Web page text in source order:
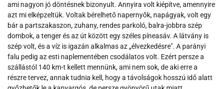
ami nagyon jó döntésnek bizonyult. Annyira volt kiépítve, amennyire
azt mi elképzeltük. Voltak bérelhető napernyők, napágyak, volt egy
bár a partszakaszon, zuhany, rendes parkoló, balra-jobbra szép
dombok, a tenger és az út között egy széles píneasáv. A látvány is
szép volt, és a víz is igazán alkalmas az „élvezkedésre". A parányi
falu pedig az esti naplementében csodálatos volt. Ezért persze a
szállástól 140 km-t kellett mennünk, ami nem sok, de aki erre a
részre tervez, annak tudnia kell, hogy a távolságok hosszú idő alatt